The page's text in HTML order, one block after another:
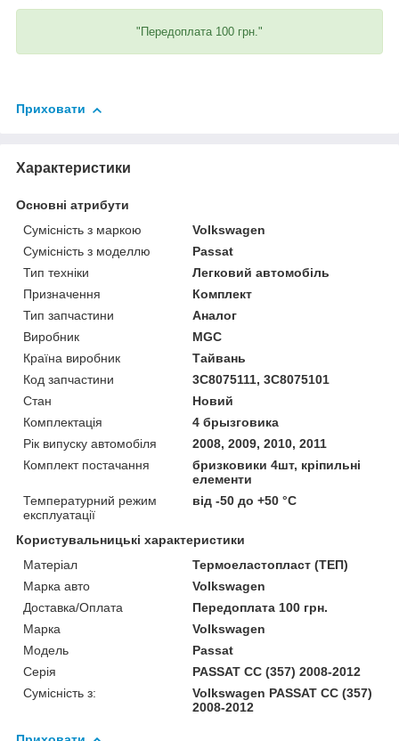
"Передоплата 100 грн."
Приховати
Характеристики
Основні атрибути
Сумісність з маркою
Volkswagen
Сумісність з моделлю
Passat
Тип техніки
Легковий автомобіль
Призначення
Комплект
Тип запчастини
Аналог
Виробник
MGC
Країна виробник
Тайвань
Код запчастини
3C8075111, 3C8075101
Стан
Новий
Комплектація
4 брызговика
Рік випуску автомобіля
2008, 2009, 2010, 2011
Комплект постачання
бризковики 4шт, кріпильні
елементи
Температурний режим
експлуатації
від -50 до +50 °C
Користувальницькі характеристики
Матеріал
Термоеластопласт (ТЕП)
Марка авто
Volkswagen
Доставка/Оплата
Передоплата 100 грн.
Марка
Volkswagen
Модель
Passat
Серія
PASSAT CC (357) 2008-2012
Сумісність з:
Volkswagen PASSAT CC (357)
2008-2012